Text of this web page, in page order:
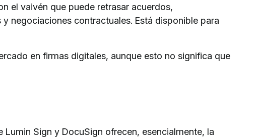
el vaivén que puede retrasar acuerdos,
negociaciones contractuales. Está disponible para
en firmas digitales, aunque esto no significa que
Sign y DocuSign ofrecen, esencialmente, la